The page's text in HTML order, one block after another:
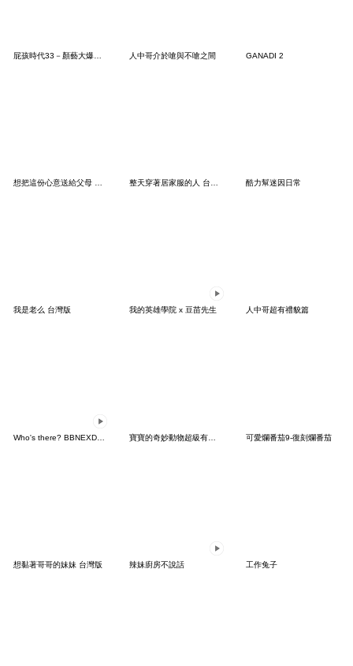
人中哥介於嗆與不嗆之間 GANADI 2
酷力幫迷因日常
我是老么 台灣版 我的英雄學院 x 豆苗先生 人中哥超有禮貌篇
可愛爛番茄9-復刻爛番茄
想黏著哥哥的妹妹 台灣版 辣妹廚房不說話 工作兔子